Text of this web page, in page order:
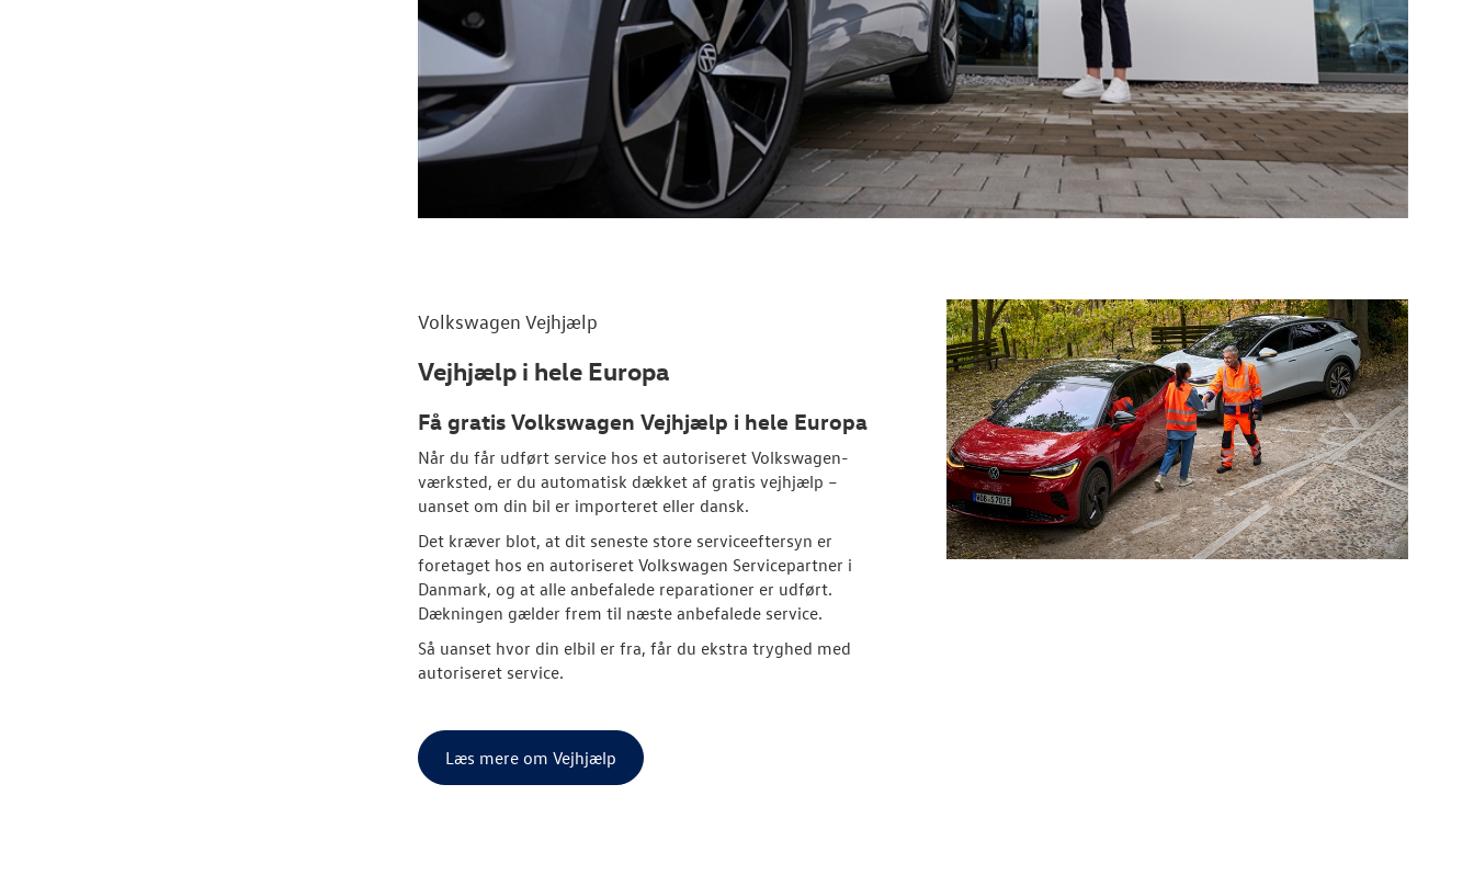
Volkswagen Vejhjælp
Vejhjælp i hele Europa
Få gratis Volkswagen Vejhjælp i hele Europa
Når du får udført service hos et autoriseret Volkswagen-
værksted, er du automatisk dækket af gratis vejhjælp –
uanset om din bil er importeret eller dansk.
Det kræver blot, at dit seneste store serviceeftersyn er
foretaget hos en autoriseret Volkswagen Servicepartner i
Danmark, og at alle anbefalede reparationer er udført.
Dækningen gælder frem til næste anbefalede service.
Så uanset hvor din elbil er fra, får du ekstra tryghed med
autoriseret service.
Læs mere om Vejhjælp